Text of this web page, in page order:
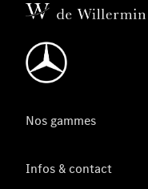
Nos gammes
Infos & contact